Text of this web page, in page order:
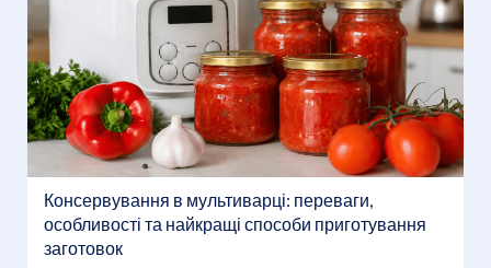
Консервування в мультиварці: переваги,
особливості та найкращі способи приготування
заготовок